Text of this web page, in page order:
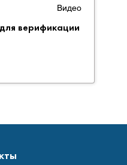
Видео
верификации